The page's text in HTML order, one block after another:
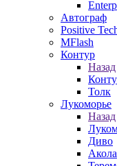
Автограф
Positive
MFlash
Контур
Назад
Толк
Лукоморье
Назад
Диво
Акола